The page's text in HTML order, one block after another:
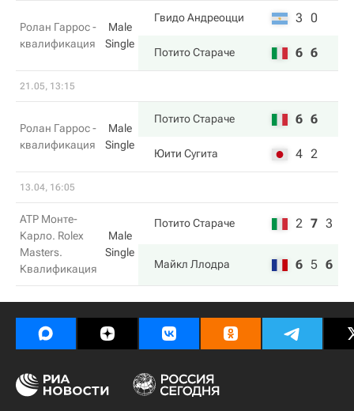
Ролан Гаррос -
квалификация
Male
Single
Гвидо Андреоцци 3 0
Потито Стараче 6 6
21.05, 13:15
Ролан Гаррос -
квалификация
Male
Single
Потито Стараче 6 6
Юити Сугита 4 2
13.04, 16:05
ATP Монте-
Карло. Rolex
Masters.
Квалификация
Male
Single
Потито Стараче 2 7 3
Майкл Ллодра 6 5 6